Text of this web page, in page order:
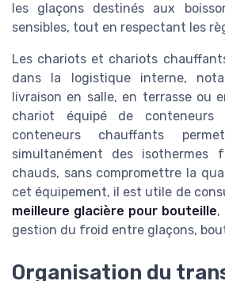
les glaçons destinés aux
sensibles, tout en respectant les
Les chariots et chariots
dans la logistique interne,
livraison en salle, en terrasse ou
chariot équipé de
conteneurs chauffants
simultanément des isothermes
chauds, sans compromettre la
cet équipement, il est utile de
meilleure glacière pour bouteille,
gestion du froid entre glaçons,
Organisation du